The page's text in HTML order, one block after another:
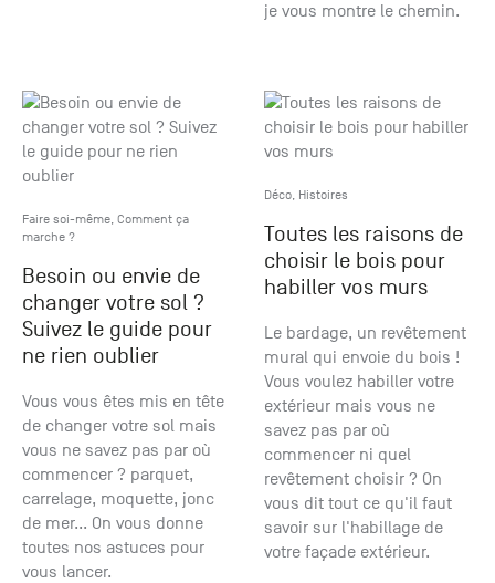
je vous montre le chemin.
Faire soi-même Comment ça
marche ?
Besoin ou envie de
changer votre sol ?
Suivez le guide pour
ne rien oublier
Vous vous êtes mis en tête
de changer votre sol mais
vous ne savez pas par où
commencer ? parquet,
carrelage, moquette, jonc
de mer... On vous donne
toutes nos astuces pour
vous lancer.
Déco Histoires
Toutes les raisons de
choisir le bois pour
habiller vos murs
Le bardage, un revêtement
mural qui envoie du bois !
Vous voulez habiller votre
extérieur mais vous ne
savez pas par où
commencer ni quel
revêtement choisir ? On
vous dit tout ce qu'il faut
savoir sur l'habillage de
votre façade extérieur.